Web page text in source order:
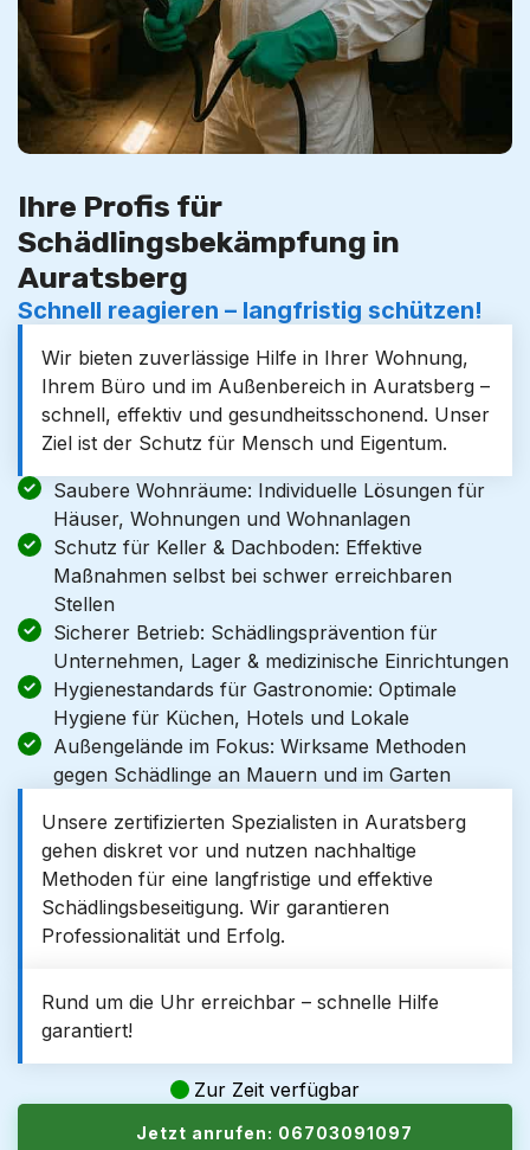
Ihre Profis für
Schädlingsbekämpfung in
Auratsberg
Schnell reagieren – langfristig schützen!
Wir bieten zuverlässige Hilfe in Ihrer Wohnung,
Ihrem Büro und im Außenbereich in Auratsberg –
schnell, effektiv und gesundheitsschonend. Unser
Ziel ist der Schutz für Mensch und Eigentum.
Saubere Wohnräume: Individuelle Lösungen für
Häuser, Wohnungen und Wohnanlagen
Schutz für Keller & Dachboden: Effektive
Maßnahmen selbst bei schwer erreichbaren
Stellen
Sicherer Betrieb: Schädlingsprävention für
Unternehmen, Lager & medizinische Einrichtungen
Hygienestandards für Gastronomie: Optimale
Hygiene für Küchen, Hotels und Lokale
Außengelände im Fokus: Wirksame Methoden
gegen Schädlinge an Mauern und im Garten
Unsere zertifizierten Spezialisten in Auratsberg
gehen diskret vor und nutzen nachhaltige
Methoden für eine langfristige und effektive
Schädlingsbeseitigung. Wir garantieren
Professionalität und Erfolg.
Rund um die Uhr erreichbar – schnelle Hilfe
garantiert!
Zur Zeit verfügbar
Jetzt anrufen: 06703091097